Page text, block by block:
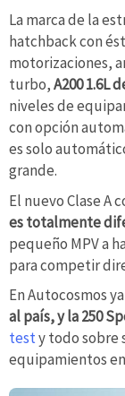
La marca de la
hatchback con
motorizaciones,
turbo,A200 1.6L
niveles de
con opción
es solo
grande.
El nuevo Clase A
es totalmente
pequeño MPV a
para competir
En Autocosmos ya
al país, y la 250
testy todo sobre
equipamientos